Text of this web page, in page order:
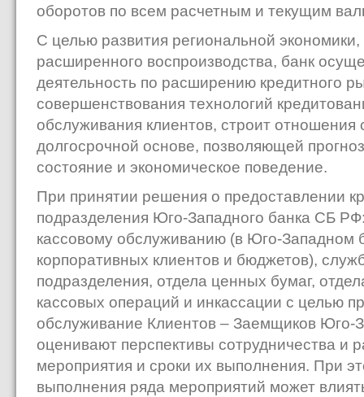
оборотов по всем расчетным и текущим
С целью развития региональной
расширенного воспроизводства, банк
деятельность по расширению кредитного
совершенствования технологий
обслуживания клиентов, строит отношения
долгосрочной основе, позволяющей
состояние и экономическое поведение.
При принятии решения о предоставлении
подразделения Юго-Западного банка СБ
кассовому обслуживанию (в Юго-Западном
корпоративных клиентов и бюджетов),
подразделения, отдела ценных бумаг,
кассовых операций и инкассации с целью
обслуживание Клиентов – Заемщиков Юго-
оценивают перспективы сотрудничества и
мероприятия и сроки их выполнения. При
выполнения ряда мероприятий может